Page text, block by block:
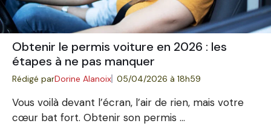
Obtenir le permis voiture en 2026 : les
étapes à ne pas manquer
Rédigé parDorine Alanoix 05/04/2026 à 18h59
Vous voilà devant l’écran, l’air de rien, mais votre
cœur bat fort. Obtenir son permis ...